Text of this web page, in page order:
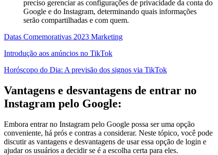
preciso gerenciar as configurações de privacidade da conta do
Google e do Instagram, determinando quais informações
serão compartilhadas e com quem.
Datas Comemorativas 2023 Marketing
Introdução aos anúncios no TikTok
Horóscopo do Dia: A previsão dos signos via TikTok
Vantagens e desvantagens de entrar no
Instagram pelo Google:
Embora entrar no Instagram pelo Google possa ser uma opção
conveniente, há prós e contras a considerar. Neste tópico, você pode
discutir as vantagens e desvantagens de usar essa opção de login e
ajudar os usuários a decidir se é a escolha certa para eles.